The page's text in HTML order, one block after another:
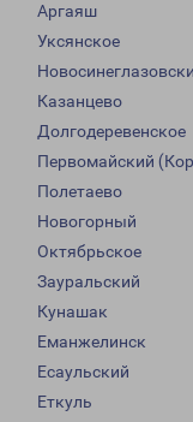
Аргаяш
Уксянское
Казанцево
Долгодеревенское
Первомайский
Полетаево
Новогорный
Октябрьское
Зауральский
Кунашак
Еманжелинск
Есаульский
Еткуль